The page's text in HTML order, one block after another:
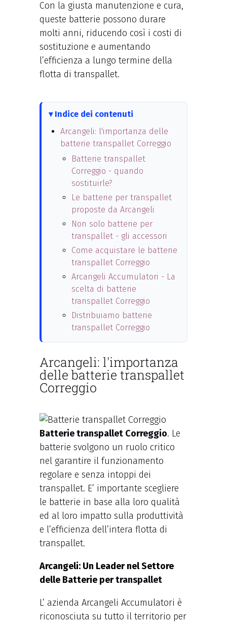
Con la giusta manutenzione e cura,
queste batterie possono durare
molti anni, riducendo così i costi di
sostituzione e aumentando
l’efficienza a lungo termine della
flotta di transpallet.
Indice dei contenuti
Arcangeli: l'importanza delle
batterie transpallet Correggio
Batterie transpallet
Correggio - quando
sostituirle?
Le batterie per transpallet
proposte da Arcangeli
Non solo batterie per
transpallet - gli accessori
Come acquistare le batterie
transpallet Correggio
Arcangeli Accumulatori - La
scelta di batterie
transpallet Correggio
Distribuiamo batterie
transpallet Correggio
Arcangeli: l'importanza
delle batterie transpallet
Correggio
Batterie transpallet Correggio. Le
batterie svolgono un ruolo critico
nel garantire il funzionamento
regolare e senza intoppi dei
transpallet. E’ importante scegliere
le batterie in base alla loro qualità
ed al loro impatto sulla produttività
e l’efficienza dell’intera flotta di
transpallet.
Arcangeli: Un Leader nel Settore
delle Batterie pertranspallet
L’ azienda Arcangeli Accumulatori è
riconosciuta su tutto il territorio per